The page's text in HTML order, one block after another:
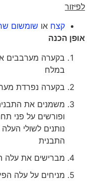
לפיזור
קצחאו שומשום שחור
אופן הכנה
בקערה מערבבים את
במלח
בקערה נפרדת
משמנים את התבנית
ופורשים על פני
נותנים לשולי העלה
התבנית
מברישים את עלה
מניחים על עלה